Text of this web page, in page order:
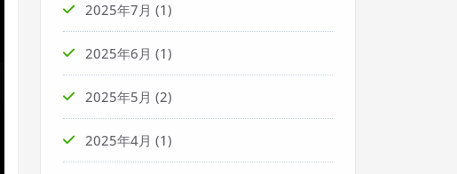
2025年7月 (1)
2025年6月 (1)
2025年5月 (2)
2025年4月 (1)